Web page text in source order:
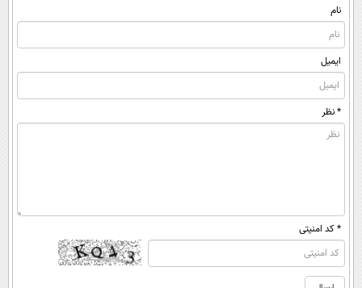
نام
ایمیل
* نظر
* کد امنیتی